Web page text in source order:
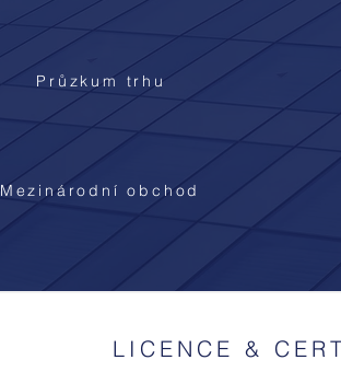
Průzkum trhu
Mezinárodní obchod
LICENCE &